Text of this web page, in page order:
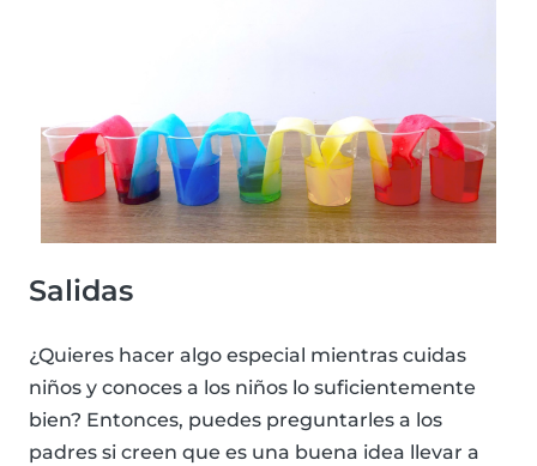
Salidas
¿Quieres hacer algo especial mientras cuidas
niños y conoces a los niños lo suficientemente
bien? Entonces, puedes preguntarles a los
padres si creen que es una buena idea llevar a